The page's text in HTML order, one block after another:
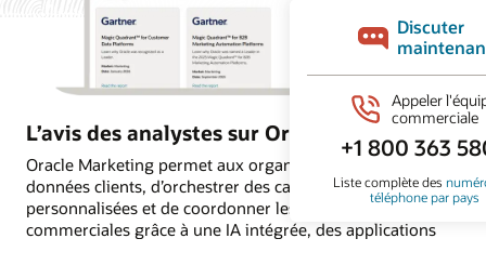
L’avis des analystes sur Oracle Marketing
Oracle Marketing permet aux organisations d’unifier les
données clients, d’orchestrer des campagnes
personnalisées et de coordonner les actions marketing et
commerciales grâce à une IA intégrée, des applications